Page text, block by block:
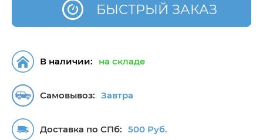
БЫСТРЫЙ ЗАКАЗ
Самовывоз: Завтра
Доставка по СПб: 500 Руб.
В наличии: на складе